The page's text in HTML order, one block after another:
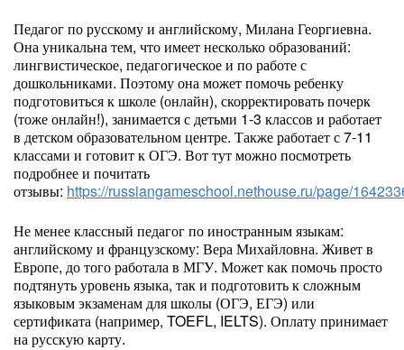
Педагог по русскому и английскому, Милана Георгиевна.
Она уникальна тем, что имеет несколько образований:
лингвистическое, педагогическое и по работе с
дошкольниками. Поэтому она может помочь ребенку
подготовиться к школе (онлайн), скорректировать почерк
(тоже онлайн!), занимается с детьми 1-3 классов и работает
в детском образовательном центре. Также работает с 7-11
классами и готовит к ОГЭ. Вот тут можно посмотреть
подробнее и почитать
отзывы: https://russiangameschool.nethouse.ru/page/
Не менее классный педагог по иностранным языкам:
английскому и французскому: Вера Михайловна. Живет в
Европе, до того работала в МГУ. Может как помочь просто
подтянуть уровень языка, так и подготовить к сложным
языковым экзаменам для школы (ОГЭ, ЕГЭ) или
сертификата (например, TOEFL, IELTS). Оплату принимает
на русскую карту.